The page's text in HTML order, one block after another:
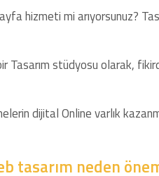
hizmeti mi arıyorsunuz?
Tasarım stüdyosu olarak,
dijital Online varlık
tasarım neden